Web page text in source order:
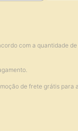
com a quantidade de
de frete grátis para